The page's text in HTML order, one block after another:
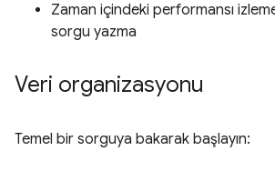
Zaman içindeki performansı
sorgu yazma
Veri organizasyonu
Temel bir sorguya bakarak başlayın: